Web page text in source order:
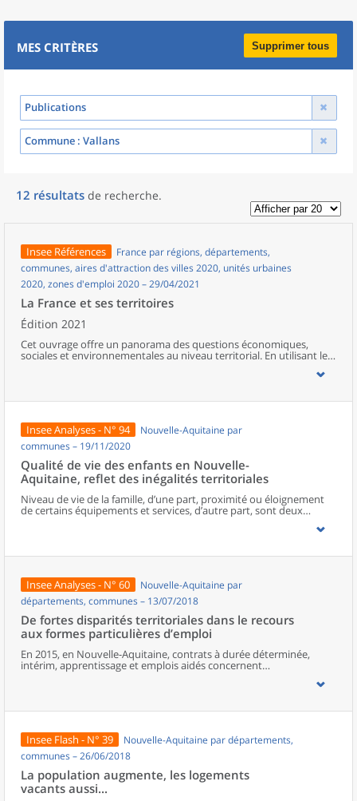
MES CRITÈRES Supprimer tous
Publications
Commune : Vallans
12 résultats de recherche.
Insee Références
France par régions, départements,
communes, aires d'attraction des villes 2020, unités urbaines
2020, zones d'emploi 2020 – 29/04/2021
La France et ses territoires
Édition 2021
Cet ouvrage offre un panorama des questions économiques,
sociales et environnementales au niveau territorial. En utilisant les
disparités géographiques en France, sur les forces et faiblesses des
population.
Insee Analyses - N° 94
Nouvelle-Aquitaine par
communes – 19/11/2020
Qualité de vie des enfants en Nouvelle-
Aquitaine, reflet des inégalités territoriales
Niveau de vie de la famille, d’une part, proximité ou éloignement
de certains équipements et services, d’autre part, sont deux
facteurs déterminants de la qualité de vie des enfants.En Nouvelle-
quotidien. Indépendamment d’autres facteurs favorables dans
etc.), une partie de ces enfants cumule cet éloignement avec
l’appartenance à des familles aux niveaux de vie peu élevés.Les
autres enfants néo-aquitains résident en milieux plus denses donc
davantage équipés. La moitié est en difficulté sociale ou
confrontée à de fortes inégalités dans les métropoles, l’autre
moitié vit dans des périphéries accueillant des familles aisées.
Insee Analyses - N° 60
Nouvelle-Aquitaine par
départements, communes – 13/07/2018
De fortes disparités territoriales dans le recours
aux formes particulières d’emploi
En 2015, en Nouvelle-Aquitaine, contrats à durée déterminée,
intérim, apprentissage et emplois aidés concernent
300 000 salariés et représentent 15 % du volume total d’heures
fonction des activités présentes : les zones à caractère industriel
les espaces où les activités touristiques et saisonnières sont les
plus développées. Pour leur part, emplois aidés et apprentissage
répondent à des logiques de politiques publiques. Comparées aux
formes de contrat sont généralement associées à davantage de
mobilité, de temps partiel, de multiactivité et à une moindre
Insee Flash - N° 39
Nouvelle-Aquitaine par départements,
communes – 26/06/2018
La population augmente, les logements
vacants aussi...